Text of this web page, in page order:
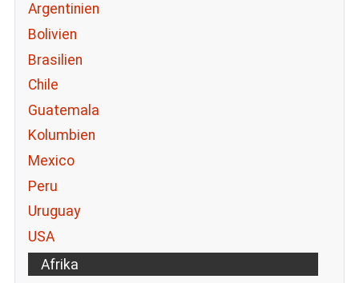
Argentinien
Bolivien
Brasilien
Chile
Guatemala
Kolumbien
Mexico
Peru
Uruguay
USA
Afrika